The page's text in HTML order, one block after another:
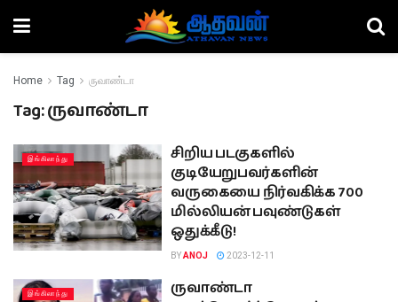
Home Tag ருவாண்டா
Tag:ருவாண்டா
இங்கிலாந்து
சிறிய படகுகளில்
குடியேறுபவர்களின்
வருகையை நிர்வகிக்க 700
மில்லியன் பவுண்டுகள்
ஒதுக்கீடு!
BYANOJ 2023-12-11
இங்கிலாந்து
ருவாண்டா